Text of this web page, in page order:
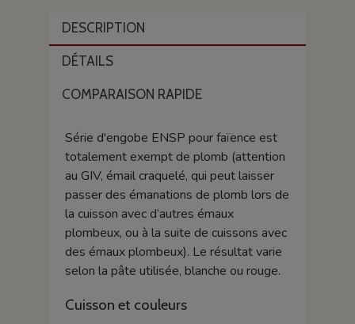
DESCRIPTION
DÉTAILS
COMPARAISON RAPIDE
Série d'engobe ENSP pour faïence est
totalement exempt de plomb (attention
au GIV, émail craquelé, qui peut laisser
passer des émanations de plomb lors de
la cuisson avec d’autres émaux
plombeux, ou à la suite de cuissons avec
des émaux plombeux). Le résultat varie
selon la pâte utilisée, blanche ou rouge.
Cuisson et couleurs